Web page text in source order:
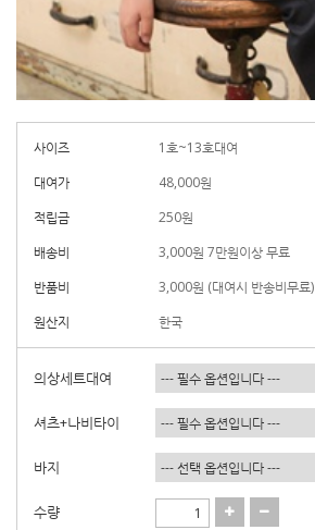
사이즈
1호~13호대여
대여가
48,000원
적립금
250원
배송비
3,000원 7만원이상 무료
반품비
3,000원 (대여시 반송비무료)
원산지
한국
의상세트대여
셔츠+나비타이
바지
수량